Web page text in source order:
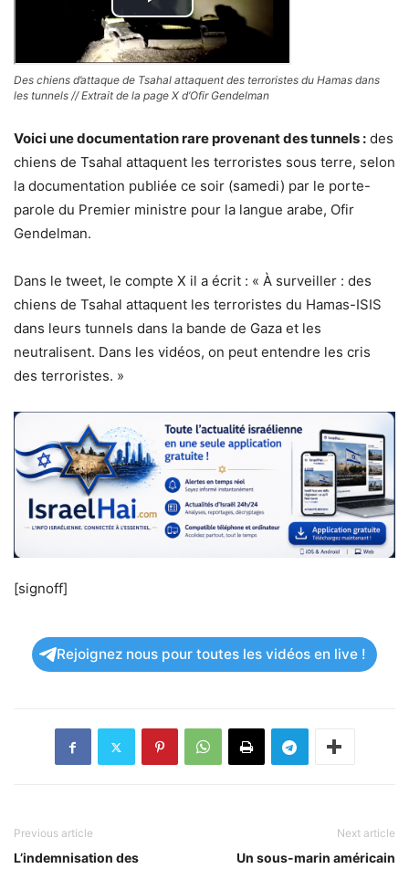
Des chiens d’attaque de Tsahal attaquent des terroristes du Hamas dans
les tunnels // Extrait de la page X d’Ofir Gendelman
Voici une documentation rare provenant des tunnels : des
chiens de Tsahal attaquent les terroristes sous terre, selon
la documentation publiée ce soir (samedi) par le porte-
parole du Premier ministre pour la langue arabe, Ofir
Gendelman.
Dans le tweet, le compte X il a écrit : « À surveiller : des
chiens de Tsahal attaquent les terroristes du Hamas-ISIS
dans leurs tunnels dans la bande de Gaza et les
neutralisent. Dans les vidéos, on peut entendre les cris
des terroristes. »
[signoff]
Rejoignez nous pour toutes les vidéos en live !
Previous article
L’indemnisation des
Next article
Un sous-marin américain